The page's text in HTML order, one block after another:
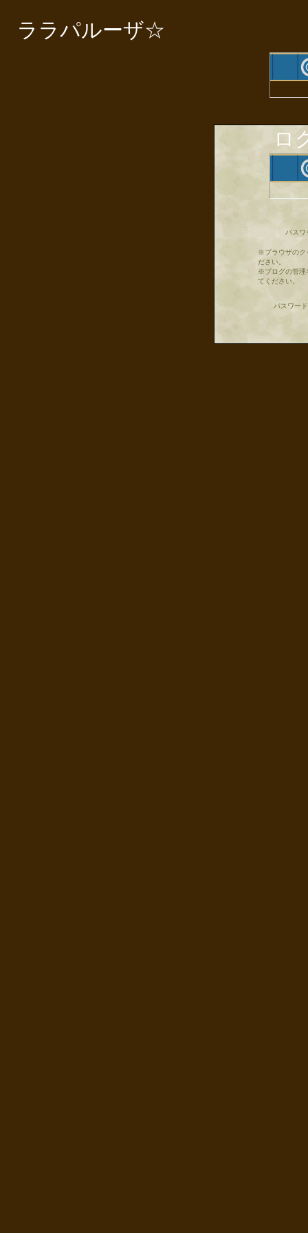
ララパルーザ☆
ロ
パスワ
※ブラウザのク
ださい。
※ブログの管理
てください。
パスワー